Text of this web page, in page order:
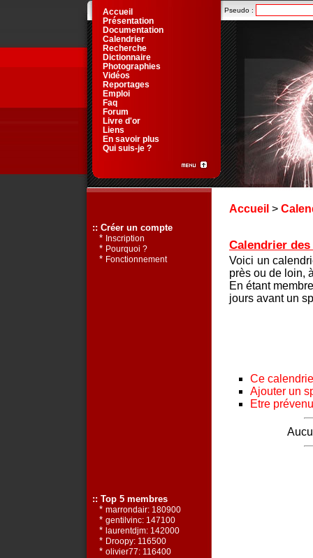
Accueil >
Calendrier
Voici un
près ou de loin,
En étant
jours avant un
Ce
Ajouter un
Etre
Pseudo :
Accueil
Présentation
Documentation
Calendrier
Recherche
Dictionnaire
Photographies
Vidéos
Reportages
Emploi
Faq
Forum
Livre d'or
Liens
En savoir plus
Qui suis-je ?
:: Créer un compte
* Inscription
* Pourquoi ?
* Fonctionnement
:: Top 5 membres
* marrondair: 180900
* gentilvinc: 147100
* laurentdjm: 142000
* Droopy: 116500
* olivier77: 116400